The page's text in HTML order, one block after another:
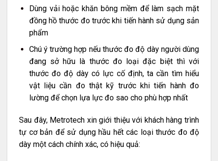
Dùng vải hoặc khăn bông mềm để làm sạch mặt
đồng hồ thước đo trước khi tiến hành sử dụng sản
phẩm
Chú ý trường hợp nếu thước đo độ dày người dùng
đang sở hữu là thước đo loại đặc biệt thì với
thước đo độ dày có lực cố định, ta cần tìm hiểu
vật liệu cần đo thật kỹ trước khi tiến hành đo
lường để chọn lựa lực đo sao cho phù hợp nhất
Sau đây, Metrotech xin giới thiệu với khách hàng trình
tự cơ bản để sử dụng hầu hết các loại thước đo độ
dày một cách chính xác, có hiệu quả: